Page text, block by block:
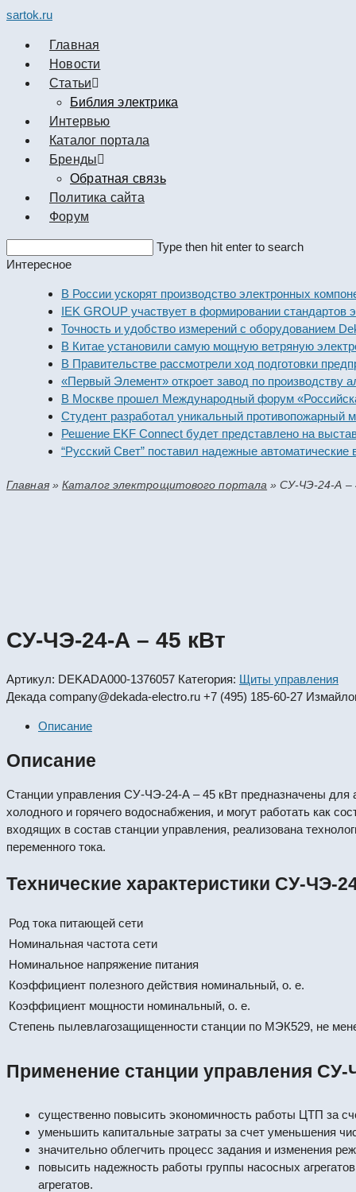
sartok.ru
Главная
Новости
Cтатьи
Библия электрика
Интервью
Каталог портала
Бренды
Обратная связь
Политика сайта
Форум
this
Type then hit enter to search
Интересное
В России ускорят производство электронных
IEK GROUP участвует в формировании стандартов
Точность и удобство измерений с оборудованием
В Китае установили самую мощную ветряную
В Правительстве рассмотрели ход подготовки
«Первый Элемент» откроет завод по производству
В Москве прошел Международный форум «Российская
Студент разработал уникальный противопожарный
Решение EKF Connect будет представлено на
“Русский Свет” поставил надежные автоматические
Главная»Каталог электрощитового портала »СУ-ЧЭ-24-А –
СУ-ЧЭ-24-А – 45 кВт
Артикул: DEKADA000-1376057 Категория: Щиты управления
Декада company@dekada-electro.ru +7 (495) 185-60-27
Описание
Описание
Станции управления СУ-ЧЭ-24-А – 45 кВт предназначены для
холодного и горячего водоснабжения, и могут работать как
входящих в состав станции управления, реализована
переменного тока.
Технические характеристики СУ-ЧЭ-
Род тока питающей сети
Номинальная частота сети
Номинальное напряжение питания
Коэффициент полезного действия номинальный, о. е.
Коэффициент мощности номинальный, о. е.
Степень пылевлагозащищенности станции по МЭК529, не
Применение станции управления СУ-
существенно повысить экономичность работы ЦТП за
уменьшить капитальные затраты за счет уменьшения
значительно облегчить процесс задания и изменения
повысить надежность работы группы насосных
агрегатов.